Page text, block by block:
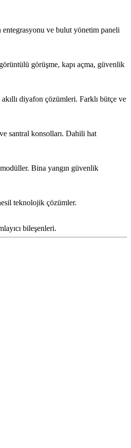
ve bulut yönetim paneli
görüşme, kapı açma, güvenlik
diyafon çözümleri. Farklı bütçe ve
santral konsolları. Dahili hat
Bina yangın güvenlik
teknolojik çözümler.
bileşenleri.